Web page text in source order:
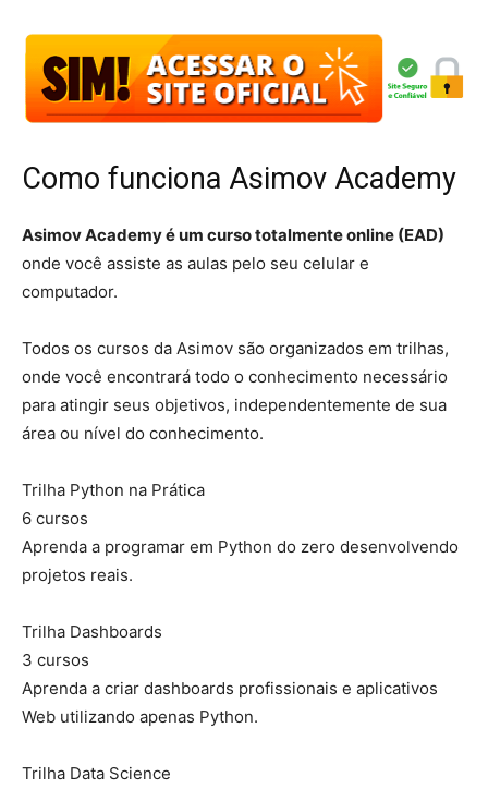
Como funciona Asimov Academy
Asimov Academy é um curso totalmente online (EAD)
onde você assiste as aulas pelo seu celular e
computador.
Todos os cursos da Asimov são organizados em trilhas,
onde você encontrará todo o conhecimento necessário
para atingir seus objetivos, independentemente de sua
área ou nível do conhecimento.
Trilha Python na Prática
6 cursos
Aprenda a programar em Python do zero desenvolvendo
projetos reais.
Trilha Dashboards
3 cursos
Aprenda a criar dashboards profissionais e aplicativos
Web utilizando apenas Python.
Trilha Data Science